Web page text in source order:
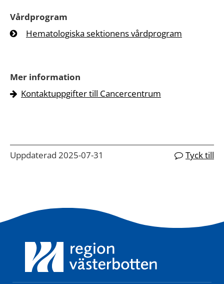
Vårdprogram
Hematologiska sektionens vårdprogram
Mer information
Kontaktuppgifter till Cancercentrum
Uppdaterad 2025-07-31 Tyck till